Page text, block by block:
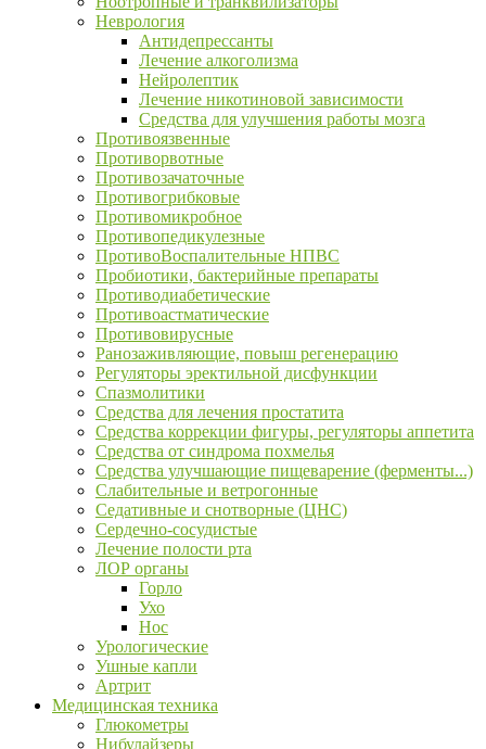
Неврология
Антидепрессанты
Лечение алкоголизма
Нейролептик
Лечение никотиновой зависимости
Средства для улучшения работы мозга
Противоязвенные
Противорвотные
Противозачаточные
Противогрибковые
Противомикробное
Противопедикулезные
ПротивоВоспалительные НПВС
Пробиотики, бактерийные препараты
Противодиабетические
Противоастматические
Противовирусные
Ранозаживляющие, повыш регенерацию
Регуляторы эректильной дисфункции
Спазмолитики
Средства для лечения простатита
Средства коррекции фигуры, регуляторы аппетита
Средства от синдрома похмелья
Средства улучшающие пищеварение (ферменты...)
Слабительные и ветрогонные
Седативные и снотворные (ЦНС)
Сердечно-сосудистые
Лечение полости рта
ЛОР органы
Горло
Ухо
Нос
Урологические
Ушные капли
Артрит
Медицинская техника
Глюкометры
Нибулайзеры